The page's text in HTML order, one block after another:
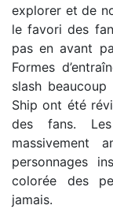
explorer et de
le favori des
pas en avant
Formes
slash
Ship ont été
des fans.
massivement
personnages
colorée des
jamais.